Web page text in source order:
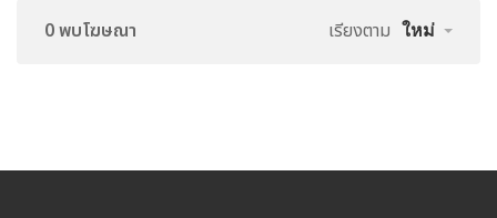
0 พบโฆษณา เรียงตาม ใหม่